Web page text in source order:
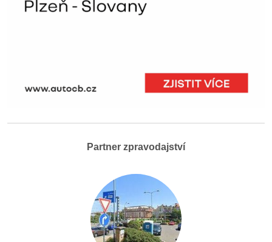
Partner zpravodajství